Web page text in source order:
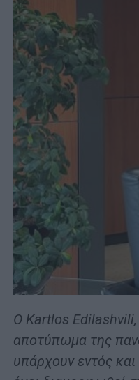
Ο Kartlos
αποτύπωμα της
υπάρχουν εντός